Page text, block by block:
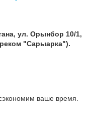
ул. Орынбор 10/1,
"Сарыарка").
ваше время.